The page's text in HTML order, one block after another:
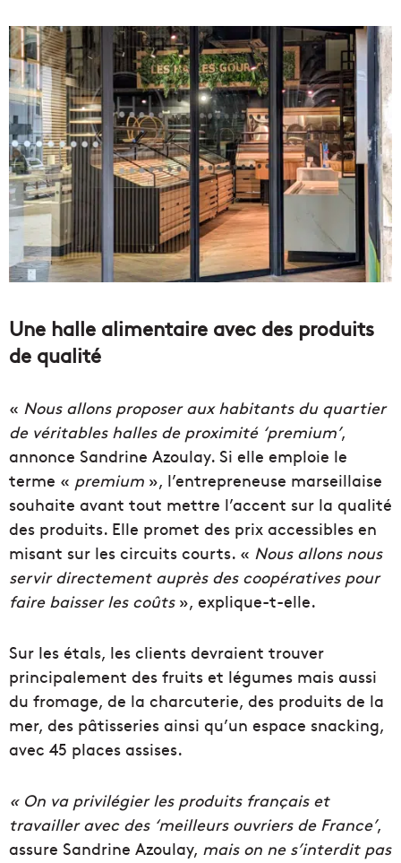
Une halle alimentaire avec des produits
de qualité
« Nous allons proposer aux habitants du quartier
de véritables halles de proximité ‘premium’,
annonce Sandrine Azoulay. Si elle emploie le
terme « premium », l’entrepreneuse marseillaise
souhaite avant tout mettre l’accent sur la qualité
des produits. Elle promet des prix accessibles en
misant sur les circuits courts. « Nous allons nous
servir directement auprès des coopératives pour
faire baisser les coûts», explique-t-elle.
Sur les étals, les clients devraient trouver
principalement des fruits et légumes mais aussi
du fromage, de la charcuterie, des produits de la
mer, des pâtisseries ainsi qu’un espace snacking,
avec 45 places assises.
« On va privilégier les produits français et
travailler avec des ‘meilleurs ouvriers de France’,
assure Sandrine Azoulay, mais on ne s’interdit pas